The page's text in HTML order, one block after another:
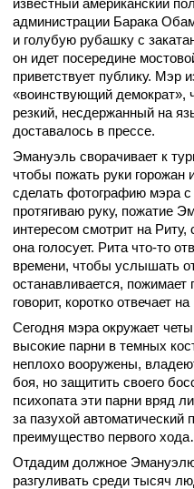
известный американский
администрации Барака
и голубую рубашку с
он идет посередине
приветствует публику. Мэр
«воинствующий демократ»,
резкий, несдержанный на
доставалось в прессе.
Эмануэль сворачивает к
чтобы пожать руки горожан
сделать фотографию мэра с
протягиваю руку, пожатие
интересом смотрит на
она голосует. Рита что-то
времени, чтобы услышать
останавливается, пожимает
говорит, коротко отвечает
Сегодня мэра окружает
высокие парни в темных
неплохо вооружены,
боя, но защитить своего
психопата эти парни вряд
за пазухой автоматический
преимущество первого
Отдадим должное
разгуливать среди тысяч